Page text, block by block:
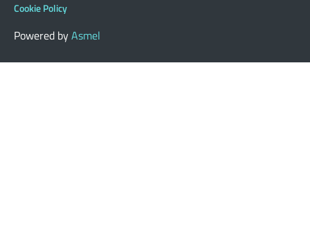
Cookie Policy
Powered byAsmel